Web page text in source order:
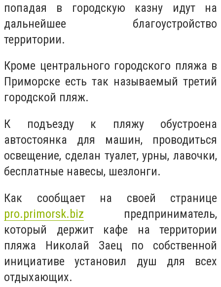
попадая в городскую казну идут на
дальнейшее благоустройство
территории.
Кроме центрального городского пляжа в
Приморске есть так называемый третий
городской пляж.
К подъезду к пляжу обустроена
автостоянка для машин, проводиться
освещение, сделан туалет, урны, лавочки,
бесплатные навесы, шезлонги.
Как сообщает на своей странице
pro.primorsk.biz предприниматель,
который держит кафе на территории
пляжа Николай Заец по собственной
инициативе установил душ для всех
отдыхающих.